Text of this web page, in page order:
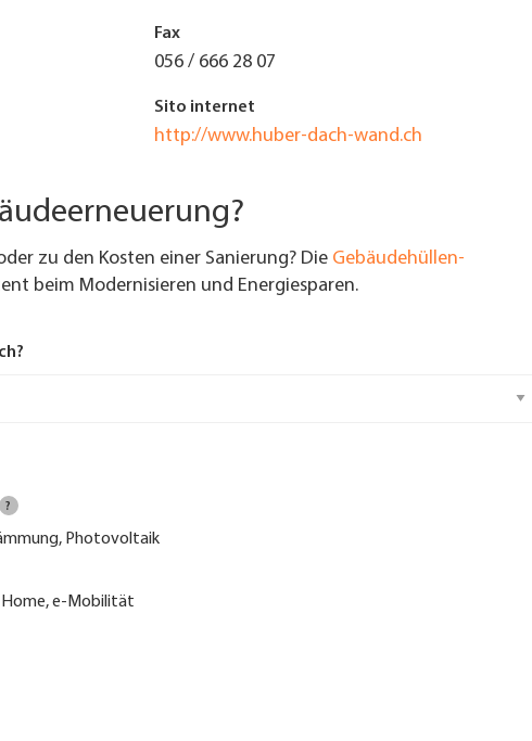
Fax
056 / 666 28 07
Sito internet
http://www.huber-dach-wand.ch
zu den Kosten einer Sanierung? Die Gebäudehüllen-
beim Modernisieren und Energiesparen.
?
Photovoltaik
Home, e-Mobilität